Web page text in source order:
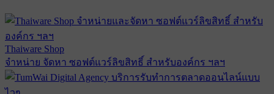
Thaiware Shop
จำหน่าย จัดหา ซอฟต์แวร์ลิขสิทธิ์ สำหรับองค์กร ฯลฯ